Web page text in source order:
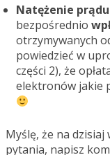
Natężenie prądu
bezpośrednio
otrzymywanych
powiedzieć w
części 2), że
elektronów jakie
Myślę, że na dzisiaj
pytania, napisz